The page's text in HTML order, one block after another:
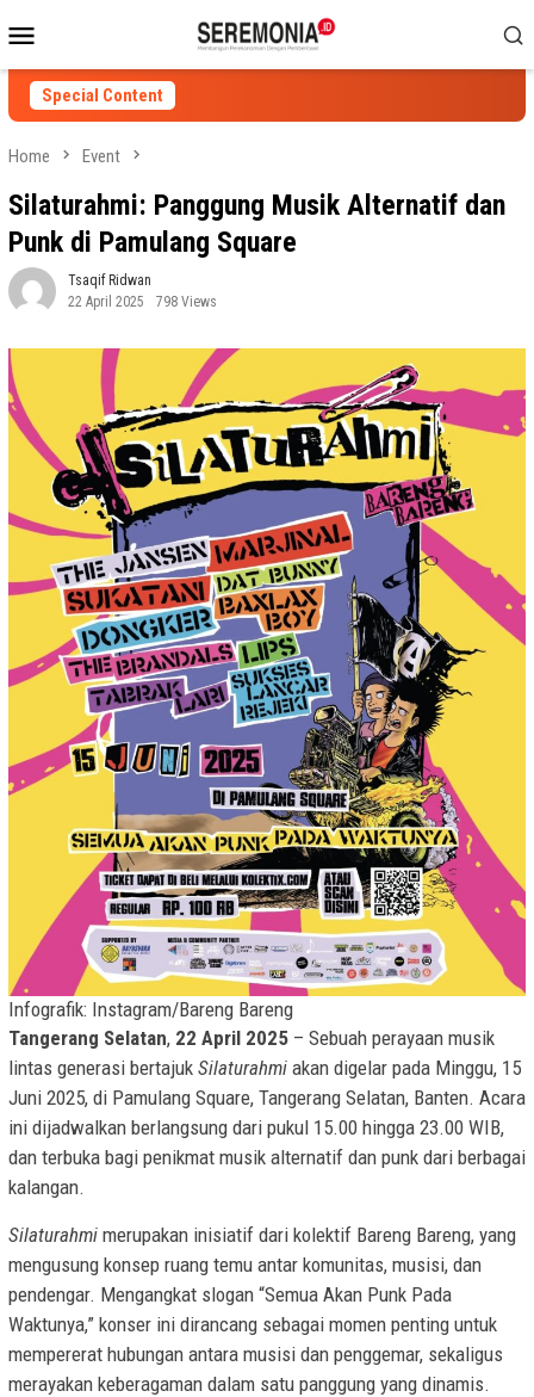
to
contentMenu
Special Content
Home Event
Silaturahmi: Panggung Musik Alternatif dan
Punk di Pamulang Square
Tsaqif Ridwan
22 April 2025
798 Views
Infografik: Instagram/Bareng Bareng
Tangerang Selatan, 22 April 2025 – Sebuah perayaan musik
lintas generasi bertajuk Silaturahmi akan digelar pada Minggu, 15
Juni 2025, di Pamulang Square, Tangerang Selatan, Banten. Acara
ini dijadwalkan berlangsung dari pukul 15.00 hingga 23.00 WIB,
dan terbuka bagi penikmat musik alternatif dan punk dari berbagai
kalangan.
Silaturahmi merupakan inisiatif dari kolektif Bareng Bareng, yang
mengusung konsep ruang temu antar komunitas, musisi, dan
pendengar. Mengangkat slogan “Semua Akan Punk Pada
Waktunya,” konser ini dirancang sebagai momen penting untuk
mempererat hubungan antara musisi dan penggemar, sekaligus
merayakan keberagaman dalam satu panggung yang dinamis.